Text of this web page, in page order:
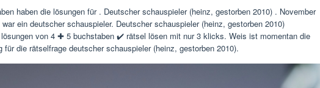
haben die lösungen für . Deutscher schauspieler (heinz, gestorben 2010) . November
ein deutscher schauspieler. Deutscher schauspieler (heinz, gestorben 2010)
von 4 ✚ 5 buchstaben ✔️ rätsel lösen mit nur 3 klicks. Weis ist momentan die
für die rätselfrage deutscher schauspieler (heinz, gestorben 2010).